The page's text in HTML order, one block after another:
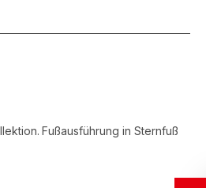
Fußausführung in Sternfuß